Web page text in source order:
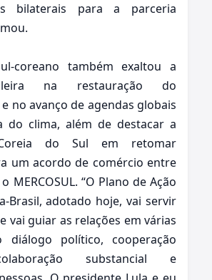
bilaterais para a parceria
coreano também exaltou a
na restauração do
no avanço de agendas globais
do clima, além de destacar a
do Sul em retomar
um acordo de comércio entre
MERCOSUL. “O Plano de Ação
Brasil, adotado hoje, vai servir
vai guiar as relações em várias
diálogo político, cooperação
substancial e